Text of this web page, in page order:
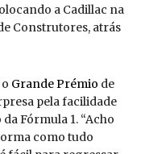
a Cadillac na
Construtores, atrás
Grande Prémio de
pela facilidade
Fórmula 1. “Acho
como tudo